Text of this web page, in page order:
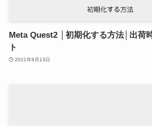
Meta Quest2 │初期化する方法│出荷
ト
2021年8月13日